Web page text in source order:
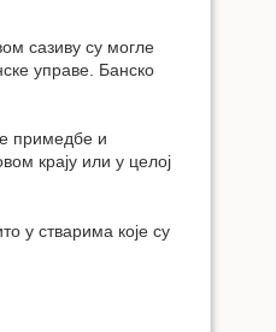
сазиву су могле
управе. Банско
примедбе и
крају или у целој
у стварима које су